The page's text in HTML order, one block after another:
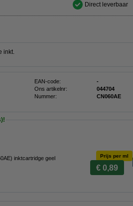
Direct leverbaar
inkt.
EAN-code:
-
Ons artikelnr:
044704
Nummer:
CN060AE
inktcartridge geel
Prijs per ml
€ 0,89